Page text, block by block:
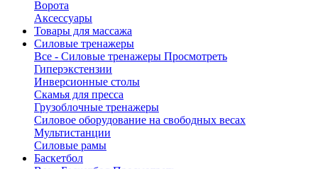
Ворота
Аксессуары
Товары для массажа
Силовые тренажеры
Все - Силовые тренажеры Просмотреть
Гиперэкстензии
Инверсионные столы
Скамья для пресса
Грузоблочные тренажеры
Силовое оборудование на свободных весах
Мультистанции
Силовые рамы
Баскетбол